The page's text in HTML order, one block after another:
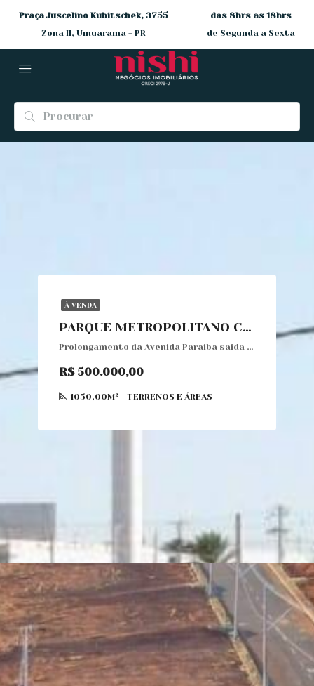
Praça Juscelino Kubitschek, 3755
Zona II, Umuarama - PR
das 8hrs as 18hrs
de Segunda a Sexta
À VENDA
PARQUE METROPOLITANO CIANORTE
Prolongamento da Avenida Paraiba saida para Terra Boa
R$ 500.000,00
1050,00M² TERRENOS E ÁREAS